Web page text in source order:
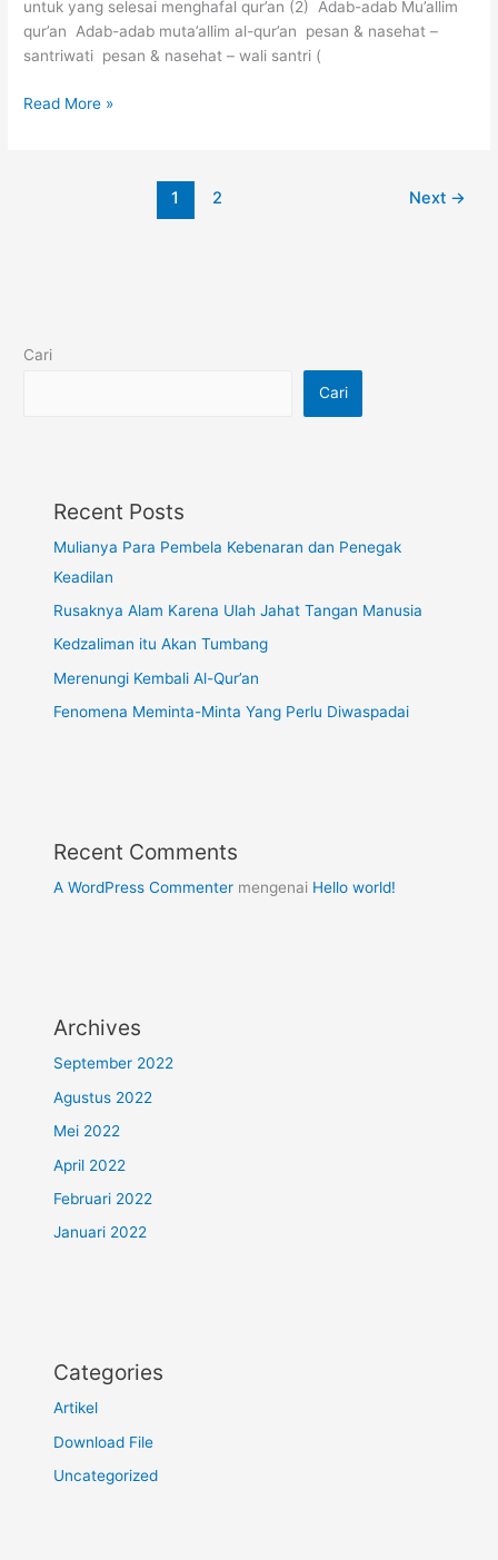
untuk yang selesai menghafal qur’an (2) Adab-adab Mu’allim
qur’an Adab-adab muta’allim al-qur’an pesan & nasehat –
santriwati pesan & nasehat – wali santri (
Download
Read More »
1 2 Next →
Cari
Cari
Recent Posts
Mulianya Para Pembela Kebenaran dan Penegak
Keadilan
Rusaknya Alam Karena Ulah Jahat Tangan Manusia
Kedzaliman itu Akan Tumbang
Merenungi Kembali Al-Qur’an
Fenomena Meminta-Minta Yang Perlu Diwaspadai
Recent Comments
A WordPress Commenter mengenai Hello world!
Archives
September 2022
Agustus 2022
Mei 2022
April 2022
Februari 2022
Januari 2022
Categories
Artikel
Download File
Uncategorized